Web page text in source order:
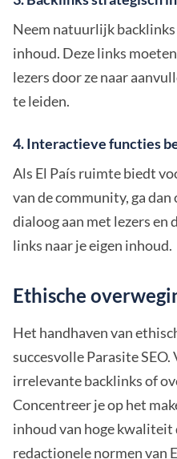
Neem natuurlijk
inhoud. Deze links
lezers door ze naar
te leiden.
4. Interactieve functies
Als El País ruimte biedt
van de community, ga
dialoog aan met lezers en
links naar je eigen inhoud.
Ethische
Het handhaven van
succesvolle Parasite
irrelevante backlinks of
Concentreer je op het
inhoud van hoge kwaliteit
redactionele normen van